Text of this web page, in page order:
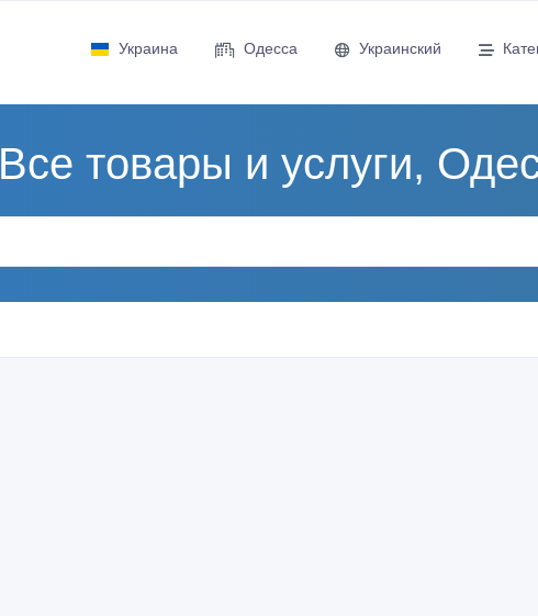
Украина Одесса Украинский
Все товары и услуги,